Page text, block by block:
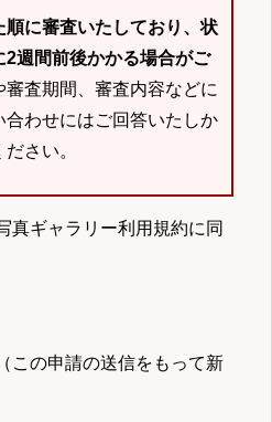
に審査いたしており、状
週間前後かかる場合がご
審査期間、審査内容などに
わせにはご回答いたしか
さい。
真ギャラリー利用規約に同
この申請の送信をもって新